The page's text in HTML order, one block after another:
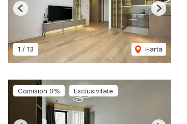
1 / 13 Harta
Previous Next
Comision 0% Exclusivitate